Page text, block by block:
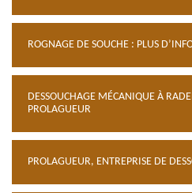
ROGNAGE DE SOUCHE : PLUS
DESSOUCHAGE MÉCANIQUE À
PROLAGUEUR
PROLAGUEUR, ENTREPRISE DE